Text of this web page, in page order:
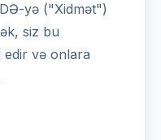
yə ("Xidmət")
siz bu
edir və onlara